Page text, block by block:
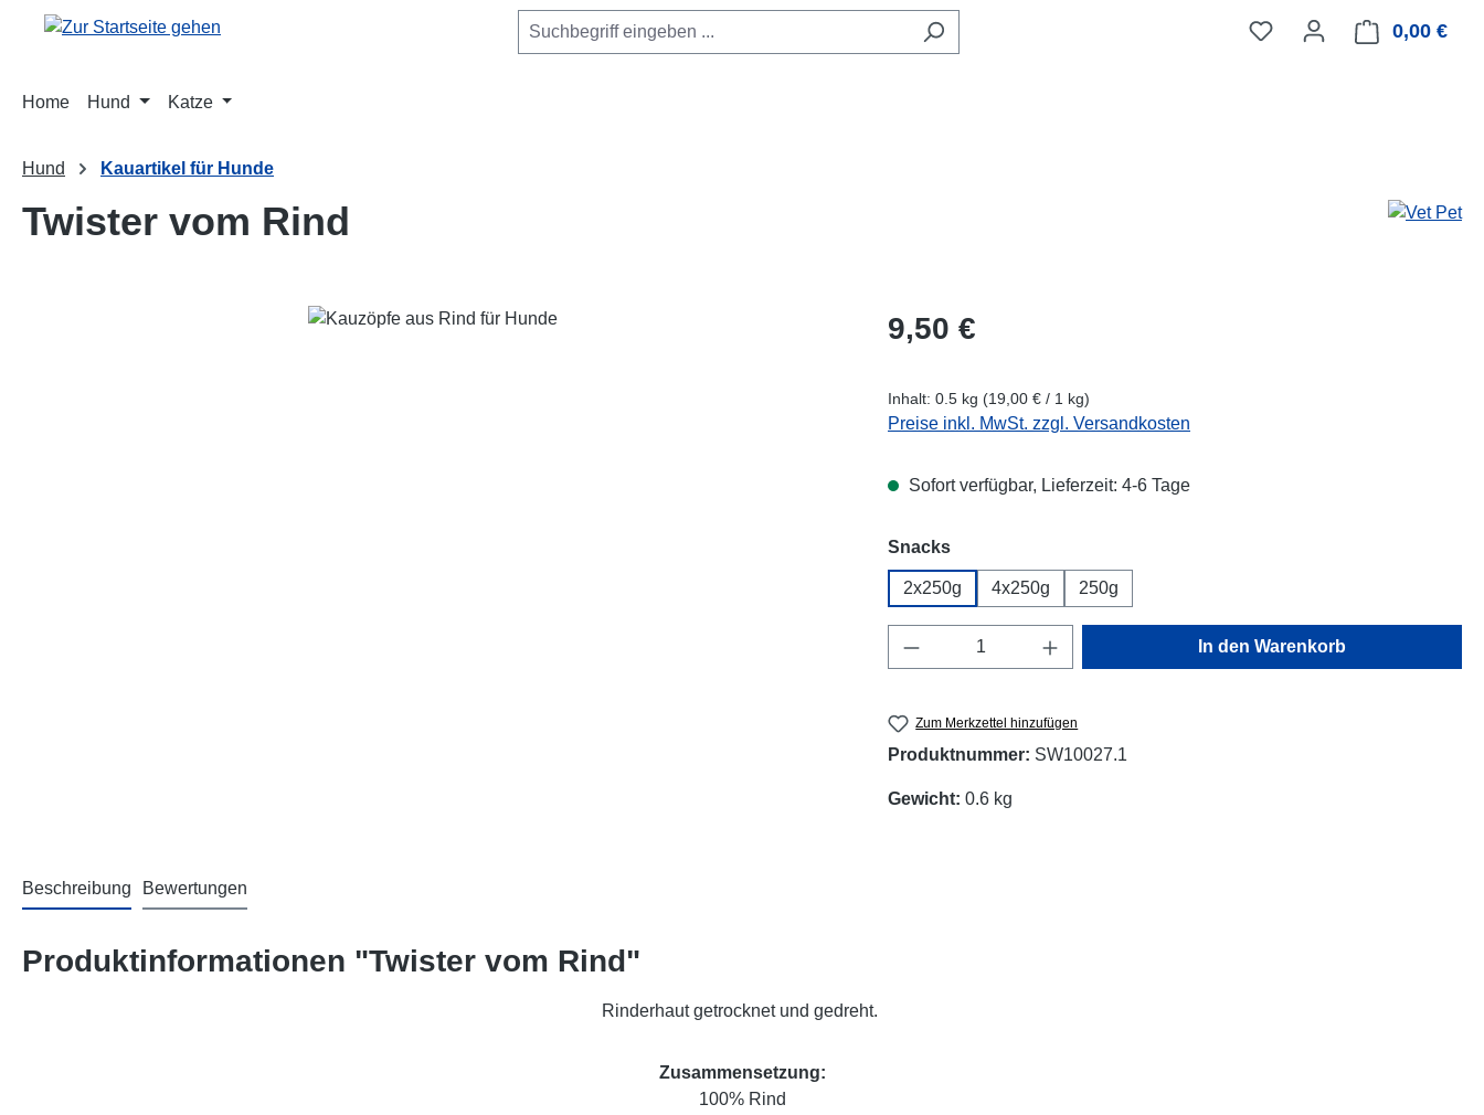
Hauptinhalt springen
Zur Suche springen
Zur Hauptnavigation springen 0,00 €
Home Hund Katze
Hund Kauartikel für Hunde
Twister vom Rind
Regulärer Preis:
9,50 €
Inhalt: 0.5 kg (19,00 € / 1 kg)
Preise inkl. MwSt. zzgl. Versandkosten
Sofort verfügbar, Lieferzeit: 4-6 Tage
Snacksauswählen
2x250g 4x250g 250g
Produkt Anzahl: Gib den gewünschten Wert ein
In den Warenkorb
Zum Merkzettel hinzufügen
Produktnummer: SW10027.1
Gewicht: 0.6 kg
Beschreibung Bewertungen
Produktinformationen "Twister vom Rind"
Rinderhaut getrocknet und gedreht.
Zusammensetzung:
100% Rind